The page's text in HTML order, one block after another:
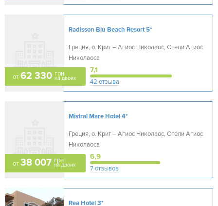
от 62 330 грн
на двоих
Radisson Blu Beach Resort5*
Греция, о. Крит – Агиос Николаос, Отели Агиос
Николаоса
7,1
42 отзыва
от 38 007 грн
на двоих
Mistral Mare Hotel4*
Греция, о. Крит – Агиос Николаос, Отели Агиос
Николаоса
6,9
7 отзывов
Rea Hotel3*